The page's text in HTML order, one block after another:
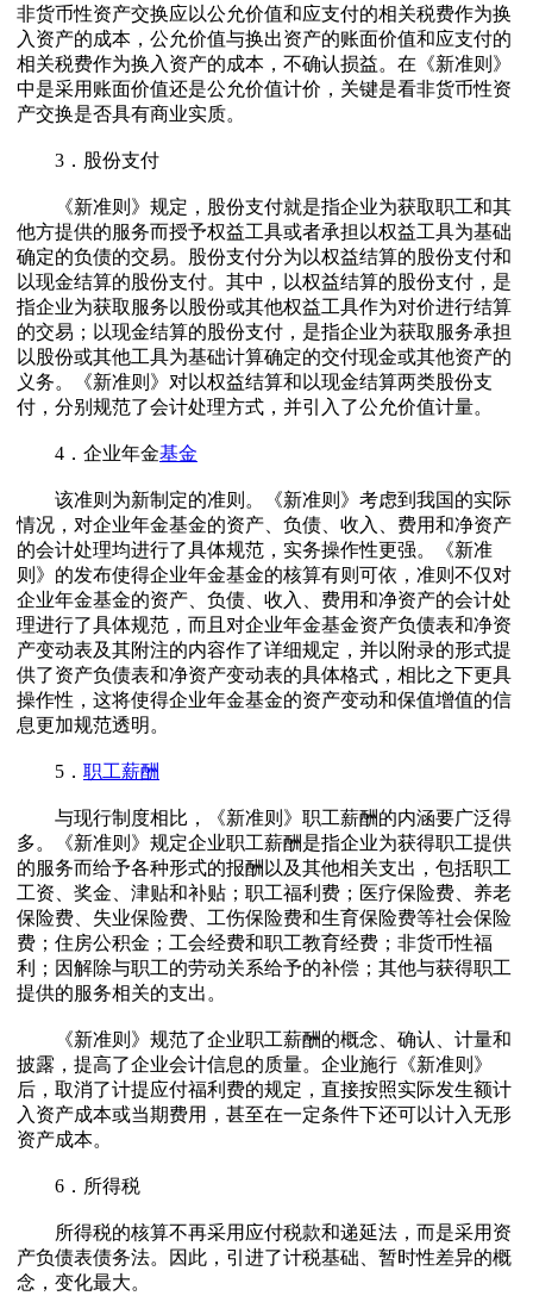
非货币性资产交换应以公允价值和应支付的相关税费作为换
入资产的成本，公允价值与换出资产的账面价值和应支付的
相关税费作为换入资产的成本，不确认损益。在《新准则》
中是采用账面价值还是公允价值计价，关键是看非货币性资
产交换是否具有商业实质。
3．股份支付
《新准则》规定，股份支付就是指企业为获取职工和其
他方提供的服务而授予权益工具或者承担以权益工具为基础
确定的负债的交易。股份支付分为以权益结算的股份支付和
以现金结算的股份支付。其中，以权益结算的股份支付，是
指企业为获取服务以股份或其他权益工具作为对价进行结算
的交易；以现金结算的股份支付，是指企业为获取服务承担
以股份或其他工具为基础计算确定的交付现金或其他资产的
义务。《新准则》对以权益结算和以现金结算两类股份支
付，分别规范了会计处理方式，并引入了公允价值计量。
4．企业年金基金
该准则为新制定的准则。《新准则》考虑到我国的实际
情况，对企业年金基金的资产、负债、收入、费用和净资产
的会计处理均进行了具体规范，实务操作性更强。《新准
则》的发布使得企业年金基金的核算有则可依，准则不仅对
企业年金基金的资产、负债、收入、费用和净资产的会计处
理进行了具体规范，而且对企业年金基金资产负债表和净资
产变动表及其附注的内容作了详细规定，并以附录的形式提
供了资产负债表和净资产变动表的具体格式，相比之下更具
操作性，这将使得企业年金基金的资产变动和保值增值的信
息更加规范透明。
5． 职工薪酬
与现行制度相比，《新准则》职工薪酬的内涵要广泛得
多。《新准则》规定企业职工薪酬是指企业为获得职工提供
的服务而给予各种形式的报酬以及其他相关支出，包括职工
工资、奖金、津贴和补贴；职工福利费；医疗保险费、养老
保险费、失业保险费、工伤保险费和生育保险费等社会保险
费；住房公积金；工会经费和职工教育经费；非货币性福
利；因解除与职工的劳动关系给予的补偿；其他与获得职工
提供的服务相关的支出。
《新准则》规范了企业职工薪酬的概念、确认、计量和
披露，提高了企业会计信息的质量。企业施行《新准则》
后，取消了计提应付福利费的规定，直接按照实际发生额计
入资产成本或当期费用，甚至在一定条件下还可以计入无形
资产成本。
6．所得税
所得税的核算不再采用应付税款和递延法，而是采用资
产负债表债务法。因此，引进了计税基础、暂时性差异的概
念，变化最大。